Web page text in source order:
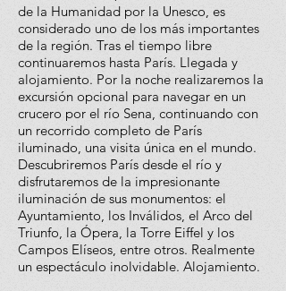
de la Humanidad por la Unesco, es
considerado uno de los más importantes
de la región. Tras el tiempo libre
continuaremos hasta París. Llegada y
alojamiento. Por la noche realizaremos la
excursión opcional para navegar en un
crucero por el río Sena, continuando con
un recorrido completo de París
iluminado, una visita única en el mundo.
Descubriremos París desde el río y
disfrutaremos de la impresionante
iluminación de sus monumentos: el
Ayuntamiento, los Inválidos, el Arco del
Triunfo, la Ópera, la Torre Eiffel y los
Campos Elíseos, entre otros. Realmente
un espectáculo inolvidable. Alojamiento.